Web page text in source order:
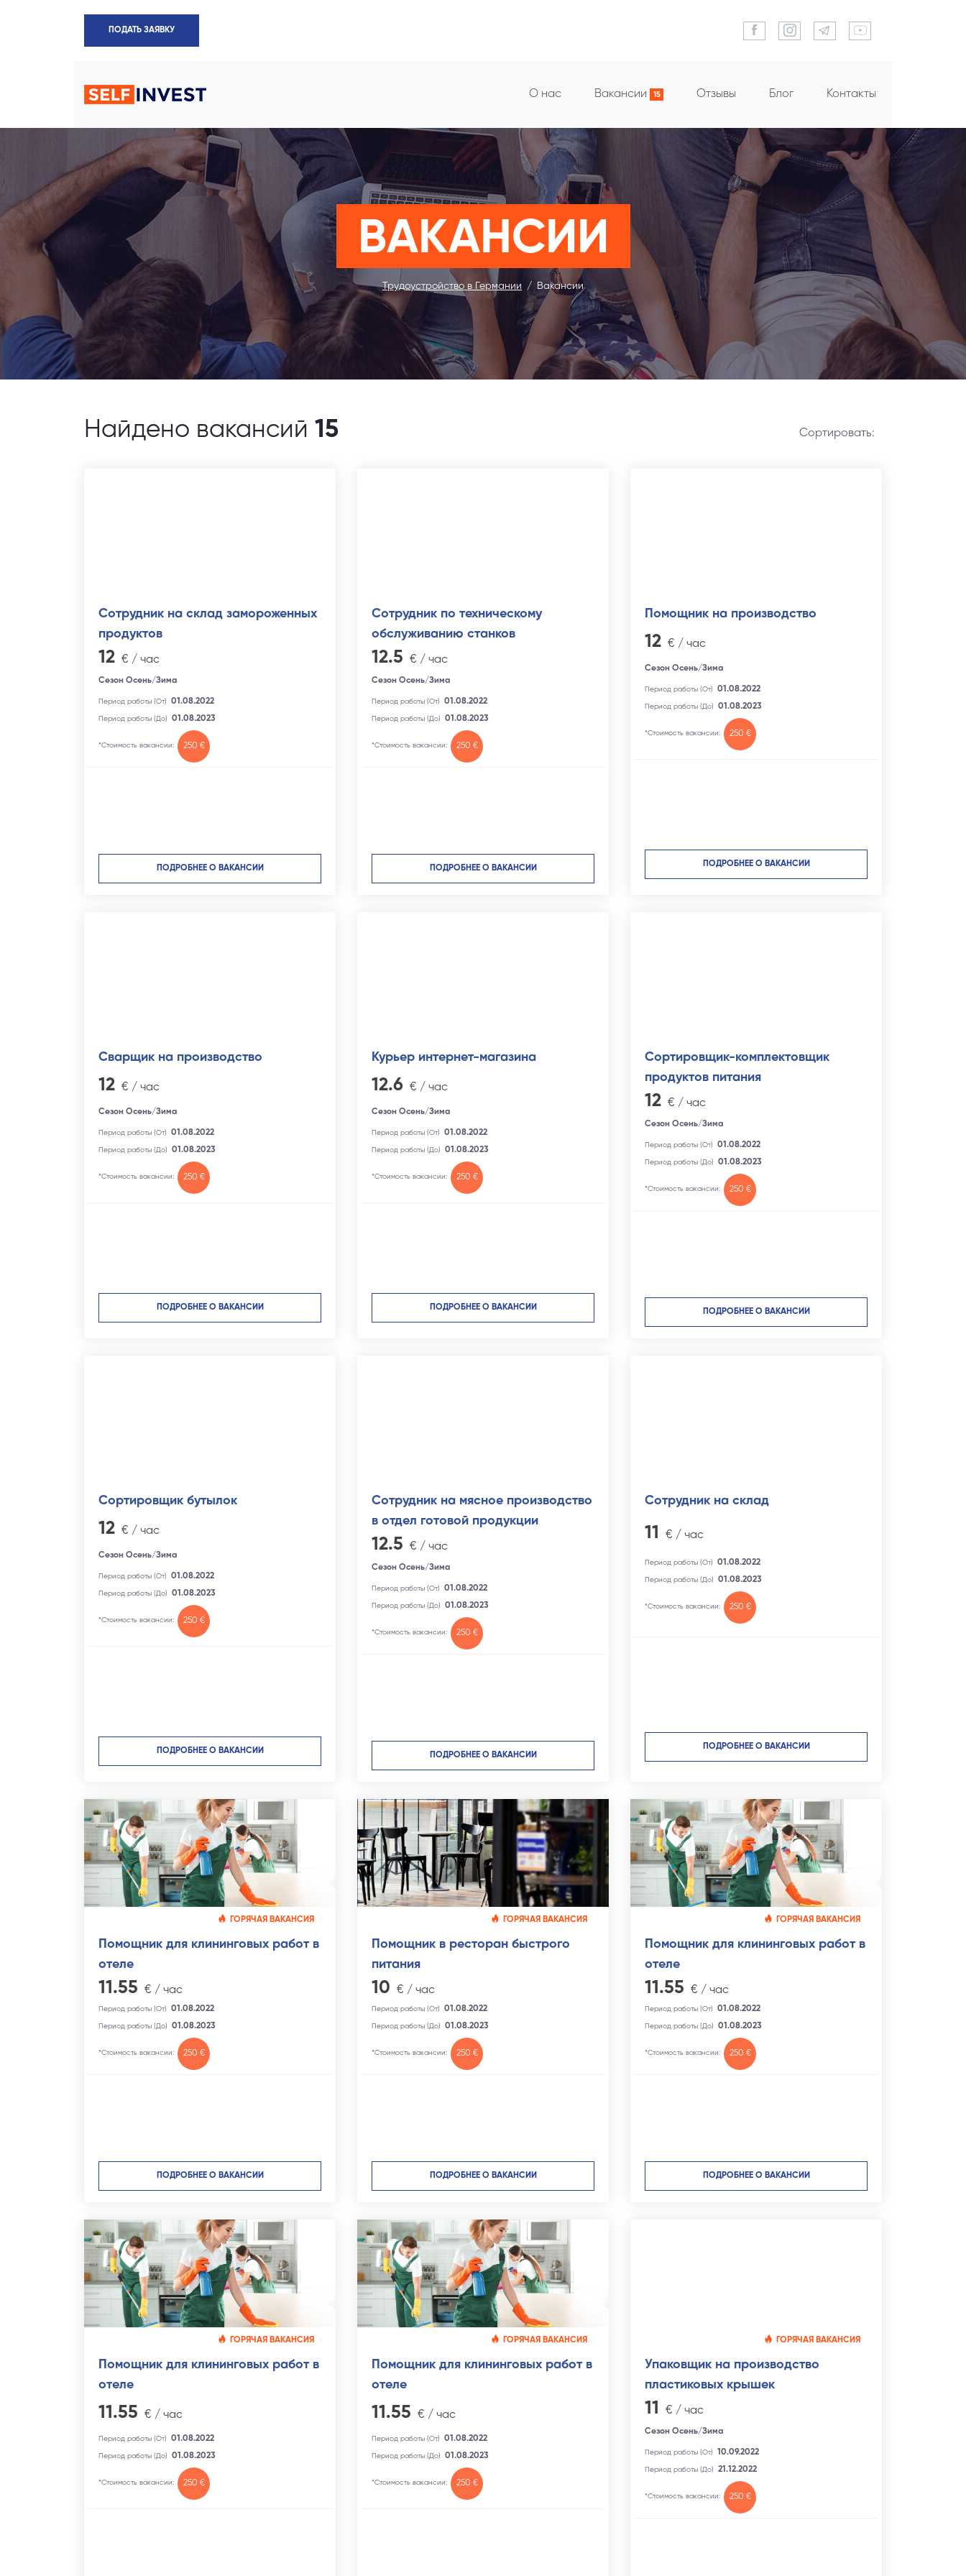
ПОДАТЬ ЗАЯВКУ
О нас Вакансии 15 Отзывы Блог Контакты
ВАКАНСИИ
Трудоустройство в Германии Вакансии
Найдено вакансий 15 Cортировать:
Сотрудник на склад замороженных
продуктов
12 € / час
Сезон Осень/Зима
Период работы (От) 01.08.2022
Период работы (До) 01.08.2023
*Стоимость вакансии: 250 €
ПОДРОБНЕЕ О ВАКАНСИИ
Сотрудник по техническому
обслуживанию станков
12.5 € / час
Сезон Осень/Зима
Период работы (От) 01.08.2022
Период работы (До) 01.08.2023
*Стоимость вакансии: 250 €
ПОДРОБНЕЕ О ВАКАНСИИ
Помощник на производство
12 € / час
Сезон Осень/Зима
Период работы (От) 01.08.2022
Период работы (До) 01.08.2023
*Стоимость вакансии: 250 €
ПОДРОБНЕЕ О ВАКАНСИИ
Сварщик на производство
12 € / час
Сезон Осень/Зима
Период работы (От) 01.08.2022
Период работы (До) 01.08.2023
*Стоимость вакансии: 250 €
ПОДРОБНЕЕ О ВАКАНСИИ
Курьер интернет-магазина
12.6 € / час
Сезон Осень/Зима
Период работы (От) 01.08.2022
Период работы (До) 01.08.2023
*Стоимость вакансии: 250 €
ПОДРОБНЕЕ О ВАКАНСИИ
Сортировщик-комплектовщик
продуктов питания
12 € / час
Сезон Осень/Зима
Период работы (От) 01.08.2022
Период работы (До) 01.08.2023
*Стоимость вакансии: 250 €
ПОДРОБНЕЕ О ВАКАНСИИ
Сортировщик бутылок
12 € / час
Сезон Осень/Зима
Период работы (От) 01.08.2022
Период работы (До) 01.08.2023
*Стоимость вакансии: 250 €
ПОДРОБНЕЕ О ВАКАНСИИ
Сотрудник на мясное производство
в отдел готовой продукции
12.5 € / час
Сезон Осень/Зима
Период работы (От) 01.08.2022
Период работы (До) 01.08.2023
*Стоимость вакансии: 250 €
ПОДРОБНЕЕ О ВАКАНСИИ
Сотрудник на склад
11 € / час
Период работы (От) 01.08.2022
Период работы (До) 01.08.2023
*Стоимость вакансии: 250 €
ПОДРОБНЕЕ О ВАКАНСИИ
ГОРЯЧАЯ ВАКАНСИЯ
Помощник для клининговых работ в
отеле
11.55 € / час
Период работы (От) 01.08.2022
Период работы (До) 01.08.2023
*Стоимость вакансии: 250 €
ПОДРОБНЕЕ О ВАКАНСИИ
ГОРЯЧАЯ ВАКАНСИЯ
Помощник в ресторан быстрого
питания
10 € / час
Период работы (От) 01.08.2022
Период работы (До) 01.08.2023
*Стоимость вакансии: 250 €
ПОДРОБНЕЕ О ВАКАНСИИ
ГОРЯЧАЯ ВАКАНСИЯ
Помощник для клининговых работ в
отеле
11.55 € / час
Период работы (От) 01.08.2022
Период работы (До) 01.08.2023
*Стоимость вакансии: 250 €
ПОДРОБНЕЕ О ВАКАНСИИ
ГОРЯЧАЯ ВАКАНСИЯ
Помощник для клининговых работ в
отеле
11.55 € / час
Период работы (От) 01.08.2022
Период работы (До) 01.08.2023
*Стоимость вакансии: 250 €
ГОРЯЧАЯ ВАКАНСИЯ
Помощник для клининговых работ в
отеле
11.55 € / час
Период работы (От) 01.08.2022
Период работы (До) 01.08.2023
*Стоимость вакансии: 250 €
ГОРЯЧАЯ ВАКАНСИЯ
Упаковщик на производство
пластиковых крышек
11 € / час
Сезон Осень/Зима
Период работы (От) 10.09.2022
Период работы (До) 21.12.2022
*Стоимость вакансии: 250 €